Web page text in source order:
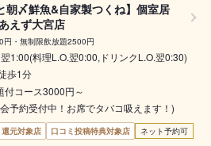
朝〆鮮魚&自家製つくね】個室居
えず大宮店
円・無制限飲放題2500円
1:00(料理L.O.翌0:00,ドリンクL.O.翌0:30)
歩1分
付コース3000円～
予約受付中！お席でタバコ吸えます！)
還元対象店 口コミ投稿特典対象店
ネット予約可